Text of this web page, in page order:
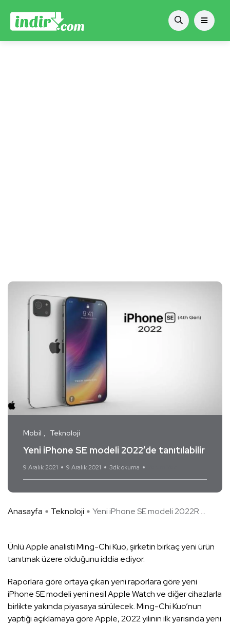
Mobil Teknoloji
Yeni iPhone SE modeli 2022’de tanıtılabilir
9 Aralık 2021 9 Aralık 2021 3dk okuma
Anasayfa Teknoloji Yeni iPhone SE modeli 2022R ...
Ünlü Apple analisti Ming-Chi Kuo, şirketin birkaç yeni ürün
tanıtmak üzere olduğunu iddia ediyor.
Raporlara göre ortaya çıkan yeni raporlara göre yeni
iPhone SE modeli yeni nesil Apple Watch ve diğer cihazlarla
birlikte yakında piyasaya sürülecek. Ming-Chi Kuo’nun
yaptığı açıklamaya göre Apple, 2022 yılının ilk yarısında yeni